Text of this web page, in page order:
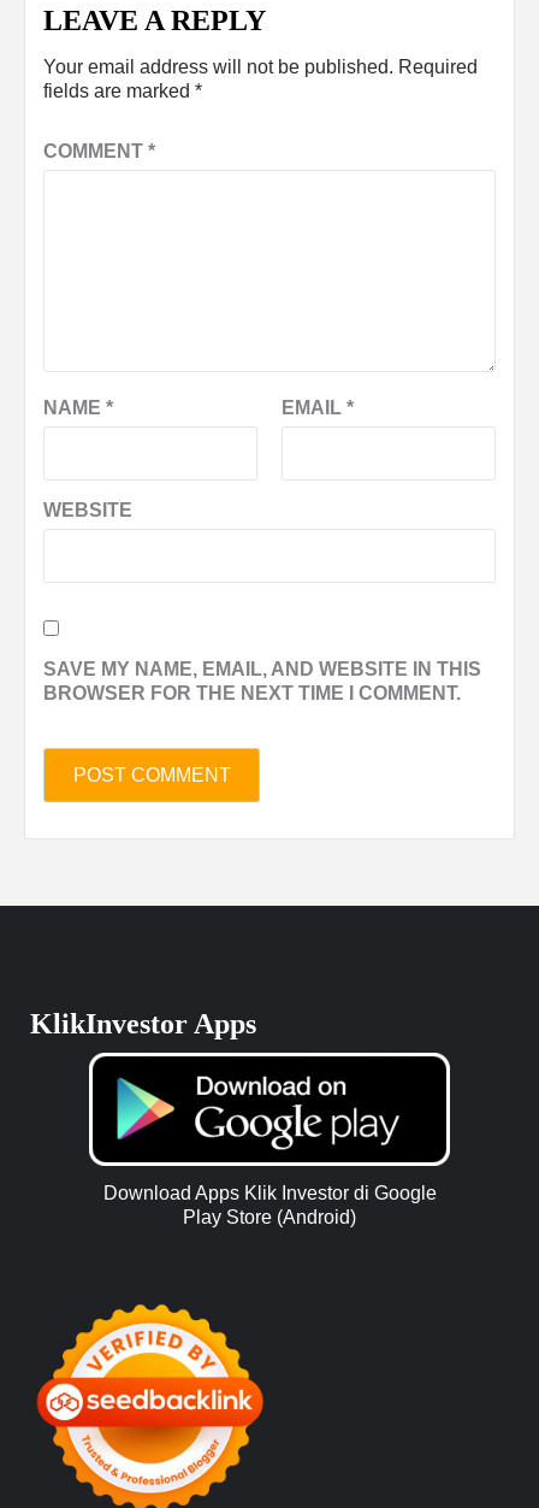
LEAVE A REPLY
Your email address will not be published. Required
fields are marked *
COMMENT *
NAME * EMAIL *
WEBSITE
SAVE MY NAME, EMAIL, AND WEBSITE IN THIS
BROWSER FOR THE NEXT TIME I COMMENT.
KlikInvestor Apps
Download Apps Klik Investor di Google
Play Store (Android)